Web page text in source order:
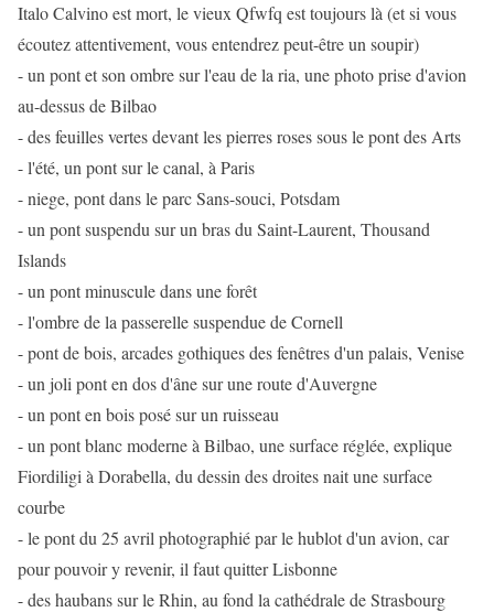
Italo Calvino est mort, le vieux Qfwfq est toujours là (et si vous
écoutez attentivement, vous entendrez peut-être un soupir)
- un pont et son ombre sur l'eau de la ria, une photo prise d'avion
au-dessus de Bilbao
- des feuilles vertes devant les pierres roses sous le pont des Arts
- l'été, un pont sur le canal, à Paris
- niege, pont dans le parc Sans-souci, Potsdam
- un pont suspendu sur un bras du Saint-Laurent, Thousand
Islands
- un pont minuscule dans une forêt
- l'ombre de la passerelle suspendue de Cornell
- pont de bois, arcades gothiques des fenêtres d'un palais, Venise
- un joli pont en dos d'âne sur une route d'Auvergne
- un pont en bois posé sur un ruisseau
- un pont blanc moderne à Bilbao, une surface réglée, explique
Fiordiligi à Dorabella, du dessin des droites nait une surface
courbe
- le pont du 25 avril photographié par le hublot d'un avion, car
pour pouvoir y revenir, il faut quitter Lisbonne
- des haubans sur le Rhin, au fond la cathédrale de Strasbourg